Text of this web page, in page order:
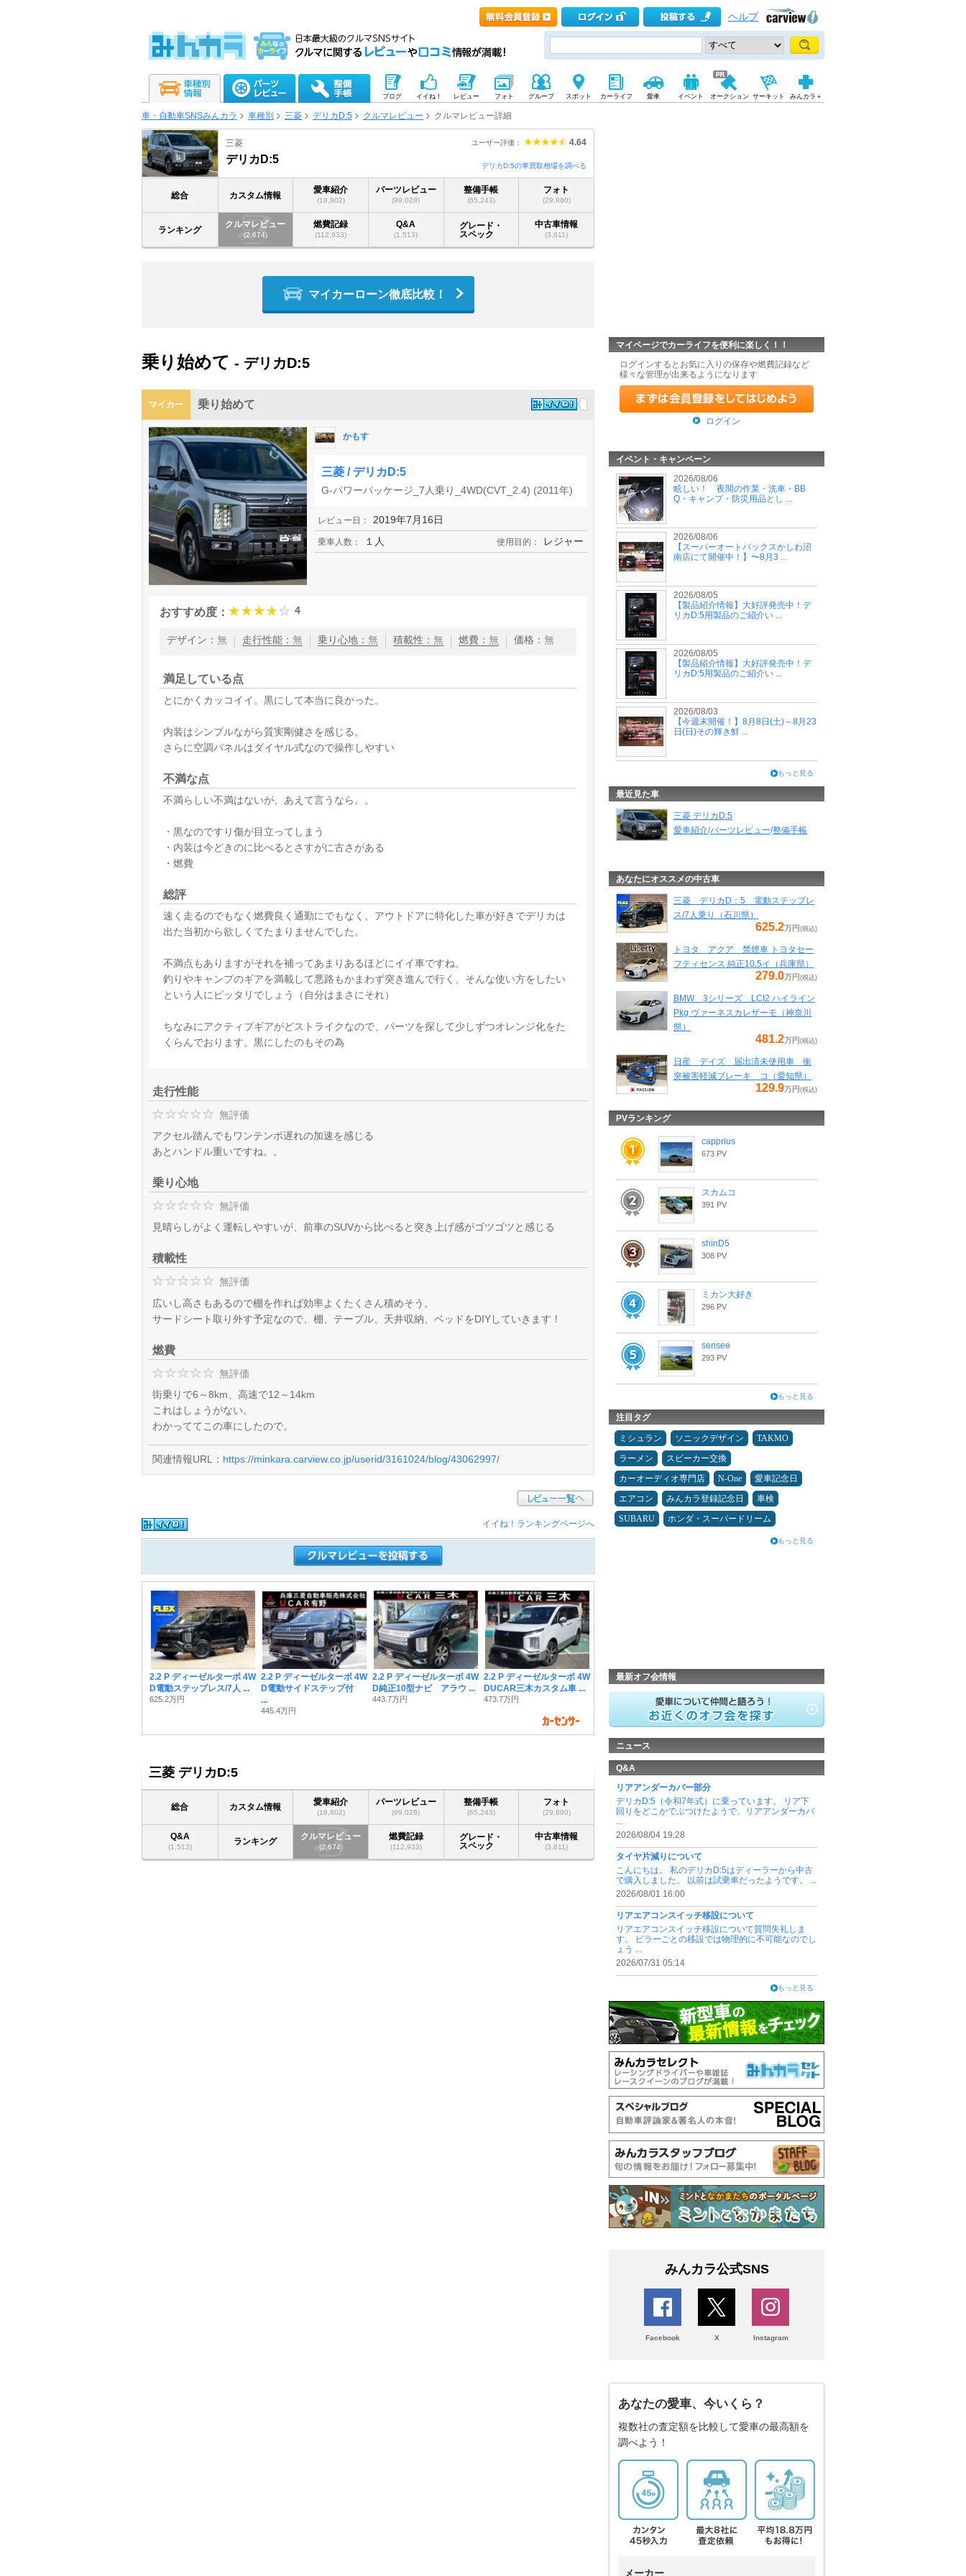
ヘルプ
ブログ イイね！ レビュー フォト グループ スポット カーライフ 愛車 イベント オークション サーキット みんカラ＋
車・自動車SNSみんカラ 車種別 三菱 デリカD:5 クルマレビュー クルマレビュー詳細
ユーザー評価： 4.64
三菱
デリカD:5
デリカD:5の車買取相場を調べる
総合 カスタム情報
愛車紹介
(18,802)
パーツレビュー
(99,028)
整備手帳
(65,243)
フォト
(29,880)
ランキング
クルマレビュー
(2,674)
燃費記録
(112,933)
Q&A
(1,513)
グレード・
スペック
中古車情報
(3,611)
マイカーローン徹底比較！
乗り始めて - デリカD:5
マイカー 乗り始めて
かもす
三菱 / デリカD:5
G-パワーパッケージ_7人乗り_4WD(CVT_2.4) (2011年)
レビュー日： 2019年7月16日
乗車人数： １人 使用目的： レジャー
おすすめ度： 4
デザイン ： 無 走行性能 ： 無 乗り心地 ： 無 積載性 ： 無 燃費 ： 無 価格 ： 無
満足している点
とにかくカッコイイ。黒にして本当に良かった。
内装はシンプルながら質実剛健さを感じる。
さらに空調パネルはダイヤル式なので操作しやすい
不満な点
不満らしい不満はないが、あえて言うなら。。
・黒なのですり傷が目立ってしまう
・内装は今どきのに比べるとさすがに古さがある
・燃費
総評
速く走るのでもなく燃費良く通勤にでもなく、アウトドアに特化した車が好きでデリカは
出た当初から欲しくてたまりませんでした。
不満点もありますがそれを補ってあまりあるほどにイイ車ですね。
釣りやキャンプのギアを満載して悪路もかまわず突き進んで行く、そんな使い方をしたい
という人にピッタリでしょう（自分はまさにそれ）
ちなみにアクティブギアがどストライクなので、パーツを探して少しずつオレンジ化をた
くらんでおります。黒にしたのもその為
走行性能
無評価
アクセル踏んでもワンテンポ遅れの加速を感じる
あとハンドル重いですね。。
乗り心地
無評価
見晴らしがよく運転しやすいが、前車のSUVから比べると突き上げ感がゴツゴツと感じる
積載性
無評価
広いし高さもあるので棚を作れば効率よくたくさん積めそう。
サードシート取り外す予定なので、棚、テーブル、天井収納、ベッドをDIYしていきます！
燃費
無評価
街乗りで6～8km、高速で12～14km
これはしょうがない。
わかっててこの車にしたので。
関連情報URL： https://minkara.carview.co.jp/userid/3161024/blog/43062997/
イイね！ランキングページへ
2.2 P ディーゼルターボ 4W
D電動ステップレス/7人 ...
625.2万円
2.2 P ディーゼルターボ 4W
D電動サイドステップ付
...
445.4万円
2.2 P ディーゼルターボ 4W
D純正10型ナビ アラウ ...
443.7万円
2.2 P ディーゼルターボ 4W
DUCAR三木カスタム車 ...
473.7万円
三菱 デリカD:5
総合 カスタム情報
愛車紹介
(18,802)
パーツレビュー
(99,028)
整備手帳
(65,243)
フォト
(29,880)
Q&A
(1,513) ランキング
クルマレビュー
(2,674)
燃費記録
(112,933)
グレード・
スペック
中古車情報
(3,611)
マイページでカーライフを便利に楽しく！！
ログインするとお気に入りの保存や燃費記録など
様々な管理が出来るようになります
ログイン
イベント・キャンペーン
2026/08/06
眩しい！ 夜間の作業・洗車・BB
Q・キャンプ・防災用品とし ...
2026/08/06
【スーパーオートバックスかしわ沼
南店にて開催中！】〜8月3 ...
2026/08/05
【製品紹介情報】大好評発売中！デ
リカD:5用製品のご紹介い ...
2026/08/05
【製品紹介情報】大好評発売中！デ
リカD:5用製品のご紹介い ...
2026/08/03
【今週末開催！】8月8日(土)～8月23
日(日)その輝き鮮 ...
もっと見る
最近見た車
三菱 デリカD:5
愛車紹介/パーツレビュー/整備手帳
あなたにオススメの中古車
三菱 デリカD：5 電動ステップレ
ス/7人乗り（石川県）
625.2万円 (税込)
トヨタ アクア 禁煙車 トヨタセー
フティセンス 純正10.5イ（兵庫県）
279.0万円 (税込)
BMW 3シリーズ LCI2 ハイライン
Pkg ヴァーネスカレザーモ（神奈川
県）
481.2万円 (税込)
日産 デイズ 届出済未使用車 衝
突被害軽減ブレーキ コ（愛知県）
129.9万円 (税込)
PVランキング
capprius
673 PV
スカムコ
391 PV
shinD5
308 PV
ミカン大好き
296 PV
sensee
293 PV
もっと見る
注目タグ
ミシュラン ソニックデザイン
TAKMO
ラーメン
スピーカー交換
カーオーディオ専門店
N-One
愛車記念日
エアコン
みんカラ登録記念日
車検
SUBARU
ホンダ・スーパードリーム
もっと見る
最新オフ会情報
ニュース
Q&A
リアアンダーカバー部分
デリカD:5（令和7年式）に乗っています。 リア下
回りをどこかでぶつけたようで、リアアンダーカバ
...
2026/08/04 19:28
タイヤ片減りについて
こんにちは。 私のデリカD:5はディーラーから中古
で購入しました。 以前は試乗車だったようです。 ...
2026/08/01 16:00
リアエアコンスイッチ移設について
リアエアコンスイッチ移設について質問失礼しま
す。 ピラーごとの移設では物理的に不可能なのでし
ょう ...
2026/07/31 05:14
もっと見る
みんカラ公式SNS
Facebook X Instagram
あなたの愛車、今いくら？
複数社の査定額を比較して愛車の最高額を
調べよう！
メーカー